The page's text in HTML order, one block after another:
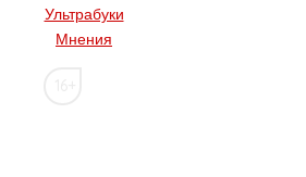
Ультрабуки
Мнения